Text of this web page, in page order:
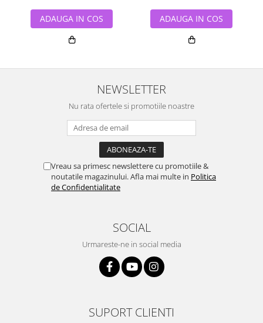
ADAUGA IN COS ADAUGA IN COS
NEWSLETTER
Nu rata ofertele si promotiile noastre
Vreau sa primesc newslettere cu promotiile &
noutatile magazinului. Afla mai multe in Politica
de Confidentialitate
SOCIAL
Urmareste-ne in social media
SUPORT CLIENTI